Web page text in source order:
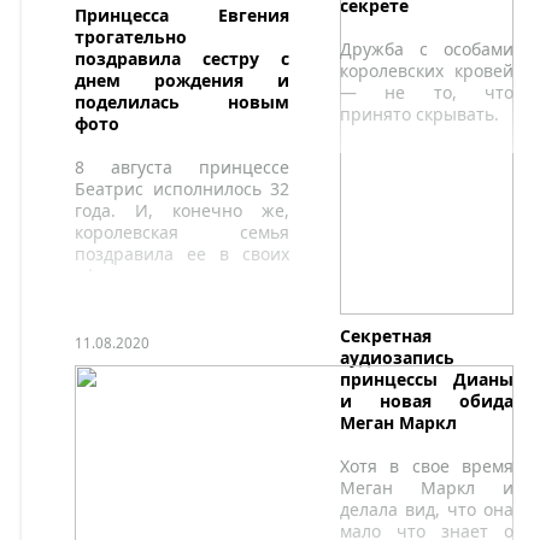
секрете
Дружба с особами
королевских кровей
— не то, что
принято скрывать.
Принцесса Евгения
трогательно
поздравила сестру с
днем рождения и
поделилась новым
фото
8 августа принцессе
Беатрис исполнилось 32
года. И, конечно же,
королевская семья
поздравила ее в своих
официальных аккаунтах.
Секретная
аудиозапись
принцессы Дианы
и новая обида
Меган Маркл
Хотя в свое время
Меган Маркл и
делала вид, что она
мало что знает о
11.08.2020